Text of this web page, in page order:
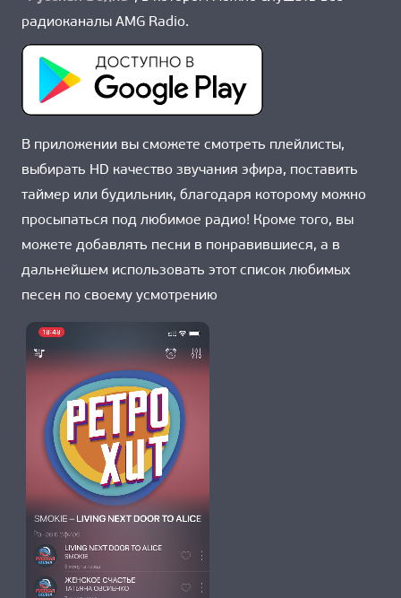
О НАС
радиоканалы AMG Radio.
В приложении вы сможете смотреть плейлисты,
выбирать HD качество звучания эфира, поставить
таймер или будильник, благодаря которому можно
просыпаться под любимое радио! Кроме того, вы
можете добавлять песни в понравившиеся, а в
дальнейшем использовать этот список любимых
песен по своему усмотрению